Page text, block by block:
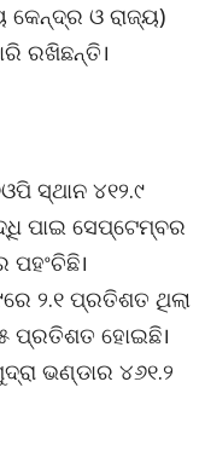
କେନ୍ଦ୍ର ଓ ରାଜ୍ୟ)
ରଖିଛନ୍ତି।
ସ୍ଥାନ ୪୧୨.୯
ପାଇ ସେପ୍ଟେମ୍ବର
ପହଂଚିଛି।
୨.୧ ପ୍ରତିଶତ ଥିଲା
ପ୍ରତିଶତ ହୋଇଛି।
ଭଣ୍ଡାର ୪୬୧.୨